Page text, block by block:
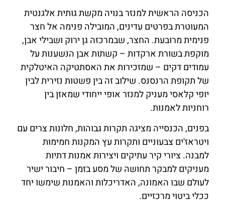
הכניסה הראשית למנזר בנויה מקשת גותית אלגנטית
המעוטרת בפרטים עדינים, המובילה פנימה אל חצר
פנימית מרובעת. החצר, שבמרכזה גן ירוק ושבילי אבן,
מוקפת בשורת ארקדות – קשתות אבן הנשענות על
עמודים דקים – שמזכירות את האסתטיקה האיטלקית
של תקופת הרנסנס. שילוב זה בין פשטות נזירית לבין
יופי קלאסי מעניק למנזר אופי ייחודי שמאזן בין
רוחניות לאמנות.
בפנים, הכנסייה מציגה תקרות גבוהות, חלונות צרים עם
ויטראז'ים צבעוניים ותקרות עץ המקנות חמימות
למבנה. ציורי קיר עתיקים ויצירות אמנות דתיות
מעניקים למבקר תחושה של מסע בזמן – חיבור ישיר
לעולם שבו האמונה, האדריכלות והאמנות שימשו יחד
ככלי ביטוי מרכזיים.